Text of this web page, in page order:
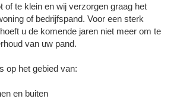
of te klein en wij verzorgen graag het
of bedrijfspand. Voor een sterk
u de komende jaren niet meer om te
van uw pand.
op het gebied van:
en buiten